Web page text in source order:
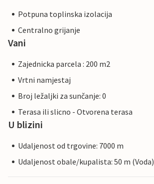
Potpuna toplinska izolacija
Centralno grijanje
Vani
Zajednicka parcela : 200 m2
Vrtni namjestaj
Broj ležaljki za sunčanje: 0
Terasa ili slicno - Otvorena terasa
U blizini
Udaljenost od trgovine: 7000 m
Udaljenost obale/kupalista: 50 m (Voda)